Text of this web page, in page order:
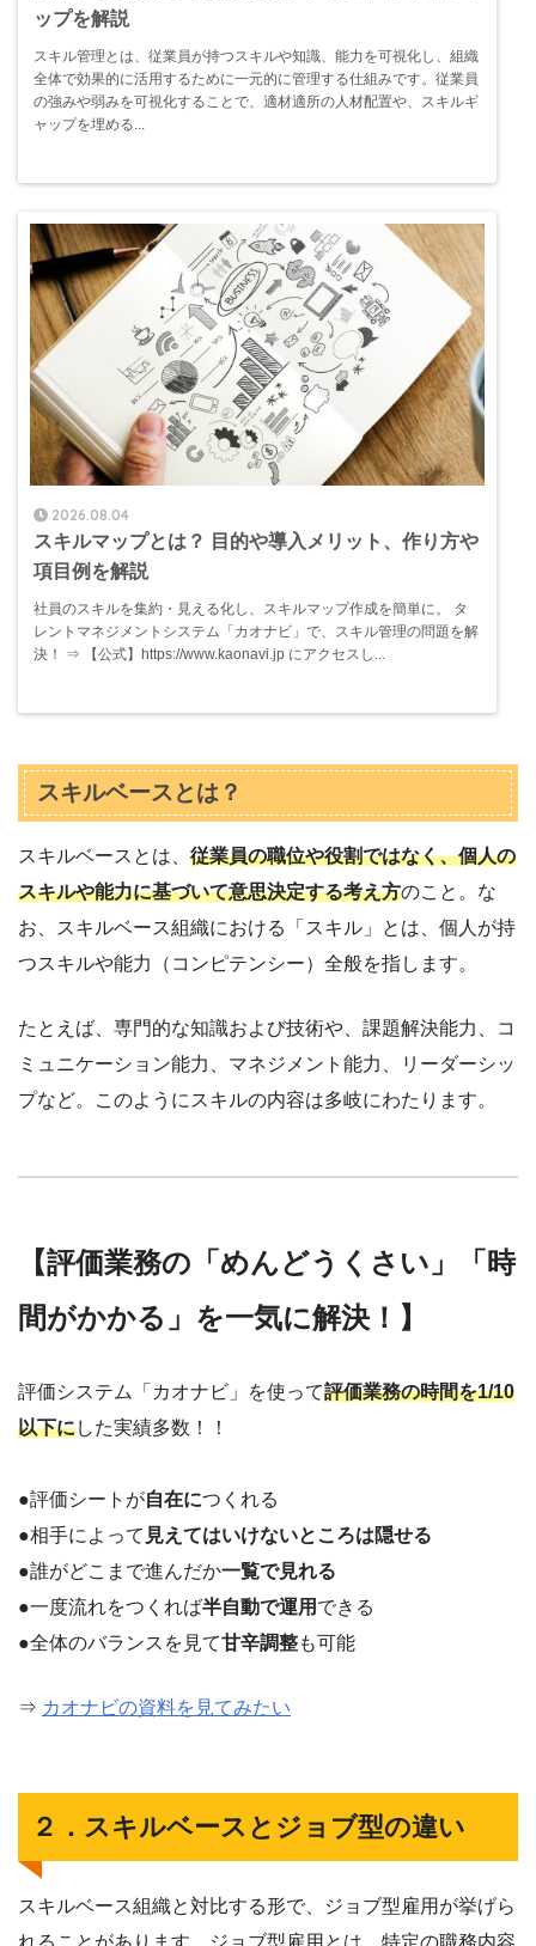
ップを解説
スキル管理とは、従業員が持つスキルや知識、能力を可視化し、組織
全体で効果的に活用するために一元的に管理する仕組みです。従業員
の強みや弱みを可視化することで、適材適所の人材配置や、スキルギ
ャップを埋める...
2026.08.04
スキルマップとは？ 目的や導入メリット、作り方や
項目例を解説
社員のスキルを集約・見える化し、スキルマップ作成を簡単に。 タ
レントマネジメントシステム「カオナビ」で、スキル管理の問題を解
決！ ⇒ 【公式】https://www.kaonavi.jp にアクセスし...
スキルベースとは？
スキルベースとは、 従業員の職位や役割ではなく、個人の
スキルや能力に基づいて意思決定する考え方のこと。な
お、スキルベース組織における「スキル」とは、個人が持
つスキルや能力（コンピテンシー）全般を指します。
たとえば、専門的な知識および技術や、課題解決能力、コ
ミュニケーション能力、マネジメント能力、リーダーシッ
プなど。このようにスキルの内容は多岐にわたります。
【評価業務の「めんどうくさい」「時
間がかかる」を一気に解決！】
評価システム「カオナビ」を使って評価業務の時間を1/10
以下にした実績多数！！
●評価シートが自在につくれる
●相手によって 見えてはいけないところは隠せる
●誰がどこまで進んだか一覧で見れる
●一度流れをつくれば半自動で運用 できる
●全体のバランスを見て甘辛調整も可能
⇒ カオナビの資料を見てみたい
２．スキルベースとジョブ型の違い
スキルベース組織と対比する形で、ジョブ型雇用が挙げら
れることがあります。ジョブ型雇用とは、特定の職務内容